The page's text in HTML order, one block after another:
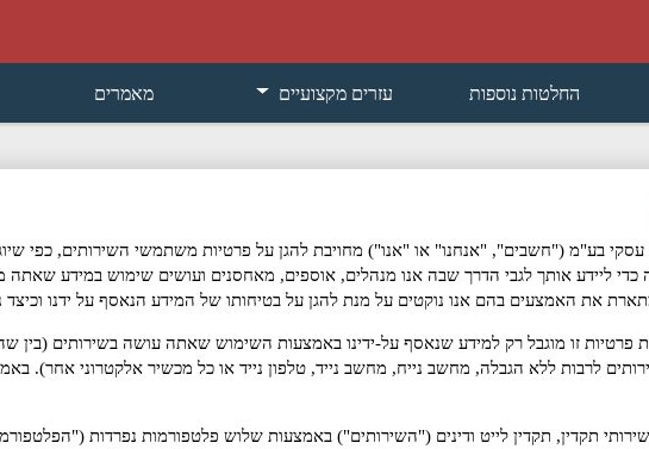
בע"מ ("חשבים", "אנחנו" או "אנו") מחויבת להגן על פרטיות משתמשי השירותים, כפי
כדי ליידע אותך לגבי הדרך שבה אנו מנהלים, אוספים, מאחסנים ועושים שימוש במידע
את האמצעים בהם אנו נוקטים על מנת להגן על בטיחותו של המידע הנאסף על ידנו וכיצד
פרטיות זו מוגבל רק למידע שנאסף על-ידינו באמצעות השימוש שאתה עושה בשירותים
לרבות ללא הגבלה, מחשב נייח, מחשב נייד, טלפון נייד או כל מכשיר אלקטרוני אחר).
תקדין, תקדין לייט ודינים ("השירותים") באמצעות שלוש פלטפורמות נפרדות (
החלטות נוספות עזרים מקצועיים מאמרים